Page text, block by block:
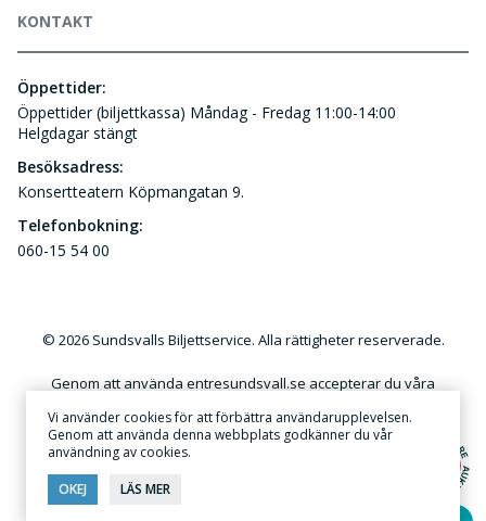
KONTAKT
Öppettider:
Öppettider (biljettkassa) Måndag - Fredag 11:00-14:00
Helgdagar stängt
Besöksadress:
Konsertteatern Köpmangatan 9.
Telefonbokning:
060-15 54 00
© 2026 Sundsvalls Biljettservice. Alla rättigheter reserverade.
Genom att använda entresundsvall.se accepterar du våra
innehållet på denna webbplats utan skriftlig tillåtelse är förbjudet.
Vi använder cookies för att förbättra användarupplevelsen.
Genom att använda denna webbplats godkänner du vår
användning av cookies.
OKEJ
LÄS MER